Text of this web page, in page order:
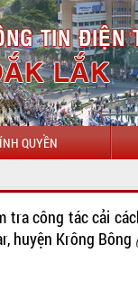
QUYỀN
tra công tác cải
huyện Krông Bông